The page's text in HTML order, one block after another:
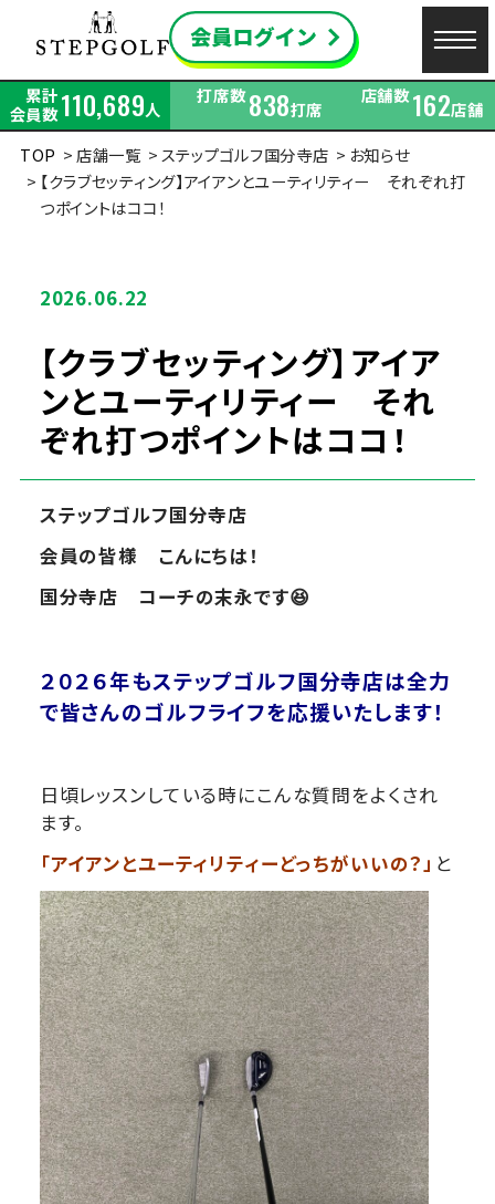
累計
会員数110,689人
打席数838打席
店舗数162店舗
TOP
店舗一覧 ステップゴルフ国分寺店
お知らせ
【クラブセッティング】アイアンとユーティリティー それぞれ打
つポイントはココ！
2026.06.22
【クラブセッティング】アイア
ンとユーティリティー それ
ぞれ打つポイントはココ！
ステップゴルフ国分寺店
会員の皆様 こんにちは！
国分寺店 コーチの末永です😆
２０２６年もステップゴルフ国分寺店は全力
で皆さんのゴルフライフを応援いたします！
日頃レッスンしている時にこんな質問をよくされ
ます。
「アイアンとユーティリティーどっちがいいの？」 と